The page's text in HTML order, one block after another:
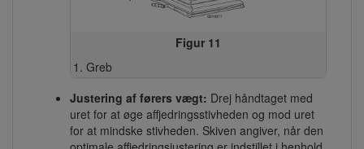
Figur 11
Greb
Justering af førers vægt: Drej håndtaget med
uret for at øge affjedringsstivheden og mod uret
for at mindske stivheden. Skiven angiver, når den